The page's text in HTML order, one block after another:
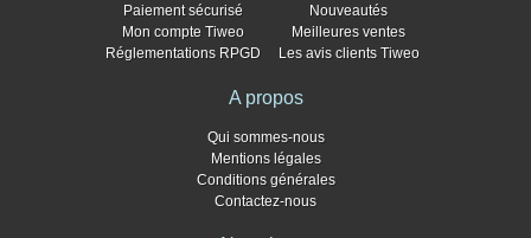
Paiement sécurisé
Mon compte Tiweo
Réglementations RPGD
Nouveautés
Meilleures ventes
Les avis clients Tiweo
A propos
Qui sommes-nous
Mentions légales
Conditions générales
Contactez-nous